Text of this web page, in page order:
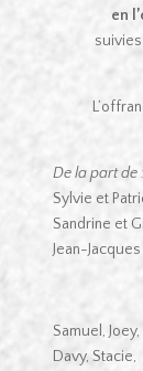
en
De la part de :
Sylvie et
Sandrine et
Jean-
Samuel, Joey,
Davy, Stacie,